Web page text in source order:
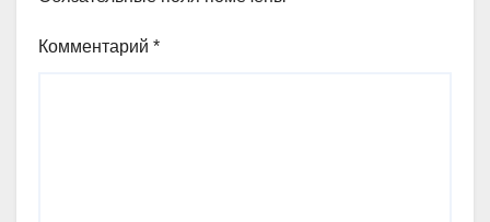
Комментарий *